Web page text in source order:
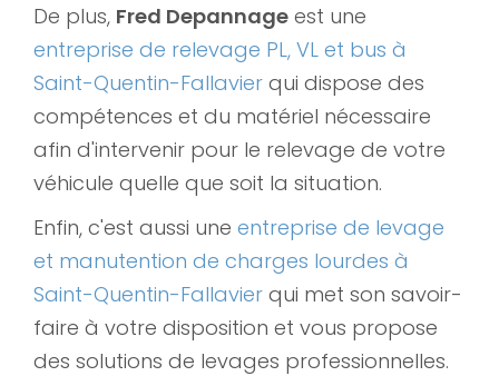
De plus, Fred Depannage est une
entreprise de relevage PL, VL et bus à
Saint-Quentin-Fallavier qui dispose des
compétences et du matériel nécessaire
afin d'intervenir pour le relevage de votre
véhicule quelle que soit la situation.
Enfin, c'est aussi une entreprise de levage
et manutention de charges lourdes à
Saint-Quentin-Fallavier qui met son savoir-
faire à votre disposition et vous propose
des solutions de levages professionnelles.